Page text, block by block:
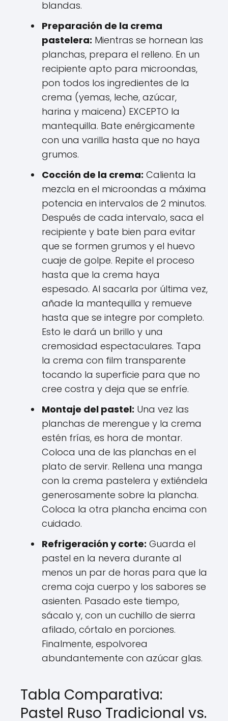
blandas.
Preparación de la crema
pastelera: Mientras se hornean las
planchas, prepara el relleno. En un
recipiente apto para microondas,
pon todos los ingredientes de la
crema (yemas, leche, azúcar,
harina y maicena) EXCEPTO la
mantequilla. Bate enérgicamente
con una varilla hasta que no haya
grumos.
Cocción de la crema: Calienta la
mezcla en el microondas a máxima
potencia en intervalos de 2 minutos.
Después de cada intervalo, saca el
recipiente y bate bien para evitar
que se formen grumos y el huevo
cuaje de golpe. Repite el proceso
hasta que la crema haya
espesado. Al sacarla por última vez,
añade la mantequilla y remueve
hasta que se integre por completo.
Esto le dará un brillo y una
cremosidad espectaculares. Tapa
la crema con film transparente
tocando la superficie para que no
cree costra y deja que se enfríe.
Montaje del pastel: Una vez las
planchas de merengue y la crema
estén frías, es hora de montar.
Coloca una de las planchas en el
plato de servir. Rellena una manga
con la crema pastelera y extiéndela
generosamente sobre la plancha.
Coloca la otra plancha encima con
cuidado.
Refrigeración y corte: Guarda el
pastel en la nevera durante al
menos un par de horas para que la
crema coja cuerpo y los sabores se
asienten. Pasado este tiempo,
sácalo y, con un cuchillo de sierra
afilado, córtalo en porciones.
Finalmente, espolvorea
abundantemente con azúcar glas.
Tabla Comparativa:
Pastel Ruso Tradicional vs.